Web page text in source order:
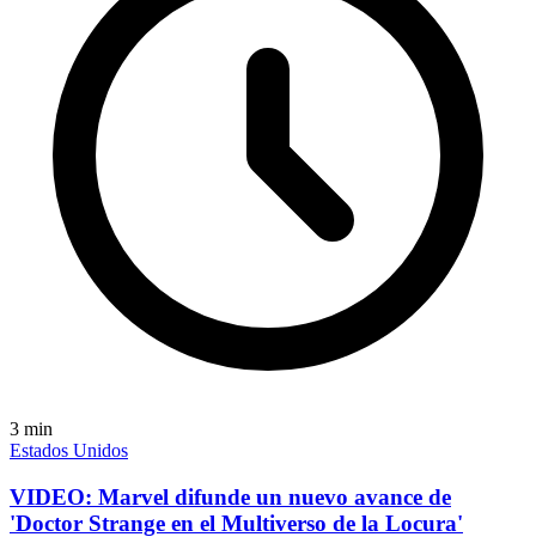
3 min
Estados Unidos
VIDEO: Marvel difunde un nuevo avance de
'Doctor Strange en el Multiverso de la Locura'